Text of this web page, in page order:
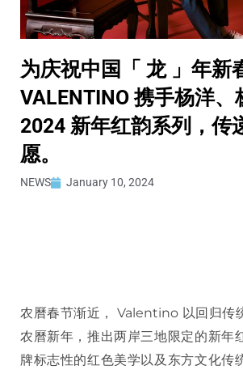
为庆祝中国「 龙 」年新
VALENTINO 携手杨洋、
2024 新年红韵系列，传
愿。
NEWS January 10, 2024
农曆春节渐近， Valentino 以回归传
农曆新年，推出两岸三地限定的新年
牌标志性的红色美学以及东方文化传